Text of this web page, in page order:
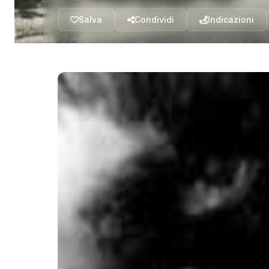
Salva Condividi Indicazioni